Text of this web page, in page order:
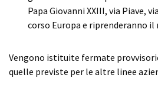
Papa Giovanni XXIII, via Piave,
corso Europa e riprenderanno il
Vengono istituite fermate
quelle previste per le altre linee